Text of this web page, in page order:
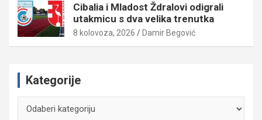
Cibalia i Mladost Ždralovi odigrali
utakmicu s dva velika trenutka
8 kolovoza, 2026 Damir Begović
Kategorije